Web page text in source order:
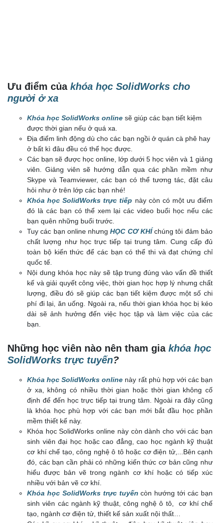
Ưu điểm của khóa học SolidWorks cho
người ở xa
Khóa học SolidWorks online sẽ giúp các bạn tiết kiệm
được thời gian nếu ở quá xa.
Địa điểm linh động dù cho các bạn ngồi ở quán cà phê hay
ở bất kì đâu đều có thể học được.
Các bạn sẽ được học online, lớp dưới 5 học viên và 1 giảng
viên. Giảng viên sẽ hướng dẫn qua các phần mềm như
Skype và Teamviewer, các bạn có thể tương tác, đặt câu
hỏi như ở trên lớp các bạn nhé!
Khóa học SolidWorks trực tiếp này còn có một ưu điểm
đó là các bạn có thể xem lại các video buổi học nếu các
bạn quên những buổi trước.
Tuy các bạn online nhưngHỌC CƠ KHÍchúng tôi đảm bảo
chất lượng như học trực tiếp tại trung tâm. Cung cấp đủ
toàn bộ kiến thức để các bạn có thể thi và đạt chứng chỉ
quốc tế.
Nội dung khóa học này sẽ tập trung đúng vào vấn đề thiết
kế và giải quyết công việc, thời gian học hợp lý nhưng chất
lượng, điều đó sẽ giúp các bạn tiết kiệm được một số chi
phí đi lại, ăn uống. Ngoài ra, nếu thời gian khóa học bị kéo
dài sẽ ảnh hưởng đến việc học tập và làm việc của các
bạn.
Những học viên nào nên tham gia khóa học
SolidWorks trực tuyến?
Khóa học SolidWorks online này rất phù hợp với các bạn
ở xa, không có nhiều thời gian hoặc thời gian không cố
định để đến học trực tiếp tại trung tâm. Ngoài ra đây cũng
là khóa học phù hợp với các bạn mới bắt đầu học phần
mềm thiết kế này.
Khóa học SolidWorks online này còn dành cho với các bạn
sinh viên đại học hoặc cao đẳng, cao học ngành kỹ thuật
cơ khí chế tạo, công nghệ ô tô hoặc cơ điện tử,...Bên cạnh
đó, các bạn cần phải có những kiến thức cơ bản cũng như
hiểu được bản vẽ trong ngành cơ khí hoặc có tiếp xúc
nhiều với bản vẽ cơ khí.
Khóa học SolidWorks trực tuyến còn hướng tới các bạn
sinh viên các ngành kỹ thuật, công nghệ ô tô, cơ khí chế
tạo, ngành cơ điện tử, thiết kế sản xuất nội thất…